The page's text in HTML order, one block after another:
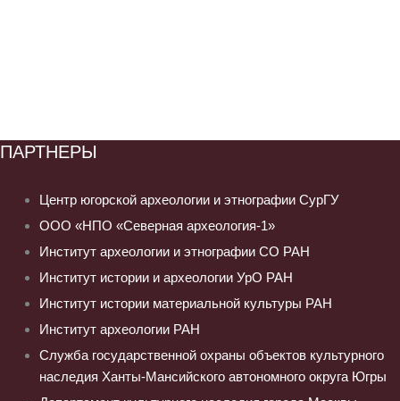
ПАРТНЕРЫ
Центр югорской археологии и этнографии СурГУ
ООО «НПО «Северная археология-1»
Институт археологии и этнографии СО РАН
Институт истории и археологии УрО РАН
Институт истории материальной культуры РАН
Институт археологии РАН
Служба государственной охраны объектов культурного
наследия Ханты-Мансийского автономного округа Югры